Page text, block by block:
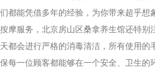
都能凭借多年的经验，为你带来超乎想
摩服务，北京房山区桑拿养生馆还特别
都会进行严格的消毒清洁，所有使用的
每一位顾客都能够在一个安全、卫生的